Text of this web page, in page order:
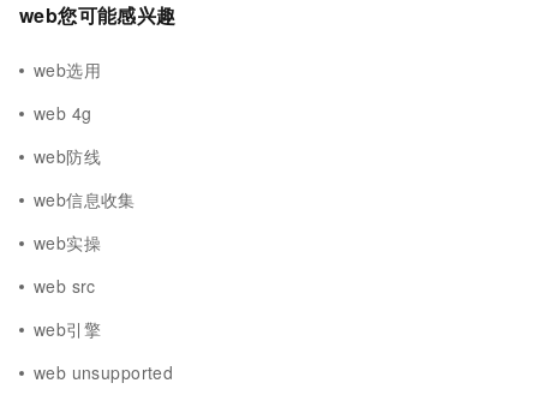
web您可能感兴趣
web选用
web 4g
web防线
web信息收集
web实操
web src
web引擎
web unsupported